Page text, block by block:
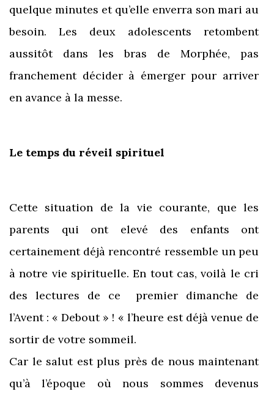
quelque minutes et qu’elle enverra son mari au
besoin. Les deux adolescents retombent
aussitôt dans les bras de Morphée, pas
franchement décider à émerger pour arriver
en avance à la messe.
Le temps du réveil spirituel
Cette situation de la vie courante, que les
parents qui ont elevé des enfants ont
certainement déjà rencontré ressemble un peu
à notre vie spirituelle. En tout cas, voilà le cri
des lectures de ce premier dimanche de
l’Avent : « Debout » ! « l’heure est déjà venue de
sortir de votre sommeil.
Car le salut est plus près de nous maintenant
qu’à l’époque où nous sommes devenus